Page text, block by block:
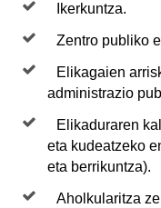
Ikerkuntza.
Zentro publiko
Elikagaien
administrazio
Elikaduraren
eta kudeatzeko
eta berrikuntza).
Aholkularitza